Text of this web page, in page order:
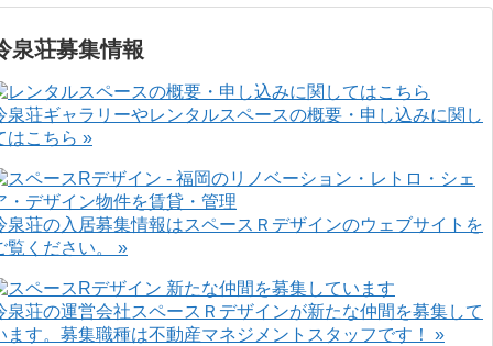
泉荘募集情報
泉荘ギャラリーやレンタルスペースの概要・申し込みに関し
はこちら »
泉荘の入居募集情報はスペースＲデザインのウェブサイトを
覧ください。 »
泉荘の運営会社スペースＲデザインが新たな仲間を募集して
ます。募集職種は不動産マネジメントスタッフです！ »